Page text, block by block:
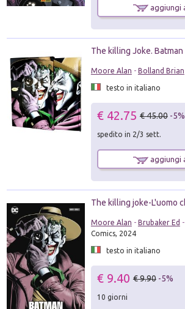
aggiungi
The killing Joke. Batman
Moore Alan - Bolland Brian
testo in italiano
€ 42.75 € 45.00 -5%
spedito in 2/3 sett.
aggiungi
The killing joke-L'uomo
Moore Alan - Brubaker Ed -
Comics, 2024
testo in italiano
€ 9.40 € 9.90 -5%
10 giorni